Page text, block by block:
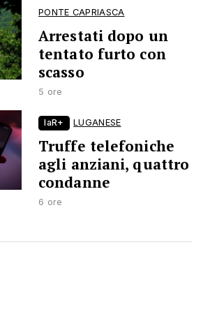
PONTE CAPRIASCA
Arrestati dopo un
tentato furto con
scasso
5 ore
laR+ LUGANESE
Truffe telefoniche
agli anziani, quattro
condanne
6 ore